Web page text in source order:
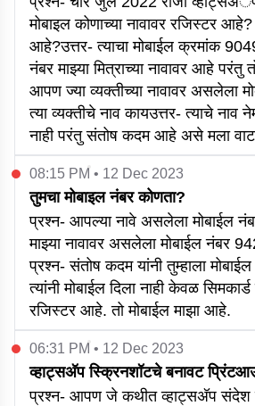
मोबाइल कोणाच्या नावावर रजिस्टर
आहे?उत्तर- त्याचा मोबाईल क्रमांक
नंबर माझ्या मित्राच्या नावावर आहे परंतु
आपण ज्या व्यक्तीच्या नावावर असलेला
त्या व्यक्तीचे नाव कायउत्तर- त्याचे नाव
नाही परंतु संतोष कदम आहे असे मला
08:15 PM • 12 Dec 2023
तुमचा मोबाइल नंबर कोणता?
प्रश्न- आपल्या नावे असलेला मोबाईल
माझ्या नावावर असलेला मोबाईल नंबर
प्रश्न- संतोष कदम यांनी तुम्हाला
त्यांनी मोबाईल दिला नाही केवळ सिमकार्ड
रजिस्टर आहे. तो मोबाईल माझा आहे.
06:31 PM • 12 Dec 2023
व्हाट्सअ‍ॅप स्क्रिनशॉटचे बनावट
प्रश्न- आपण जे कथीत व्हाट्सअ‍ॅप संदेश